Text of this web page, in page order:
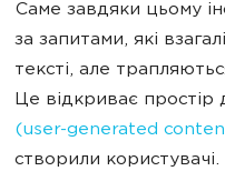
Саме завдяки цьому
за запитами, які
тексті, але
Це відкриває простір
(user-generated
створили користувачі.